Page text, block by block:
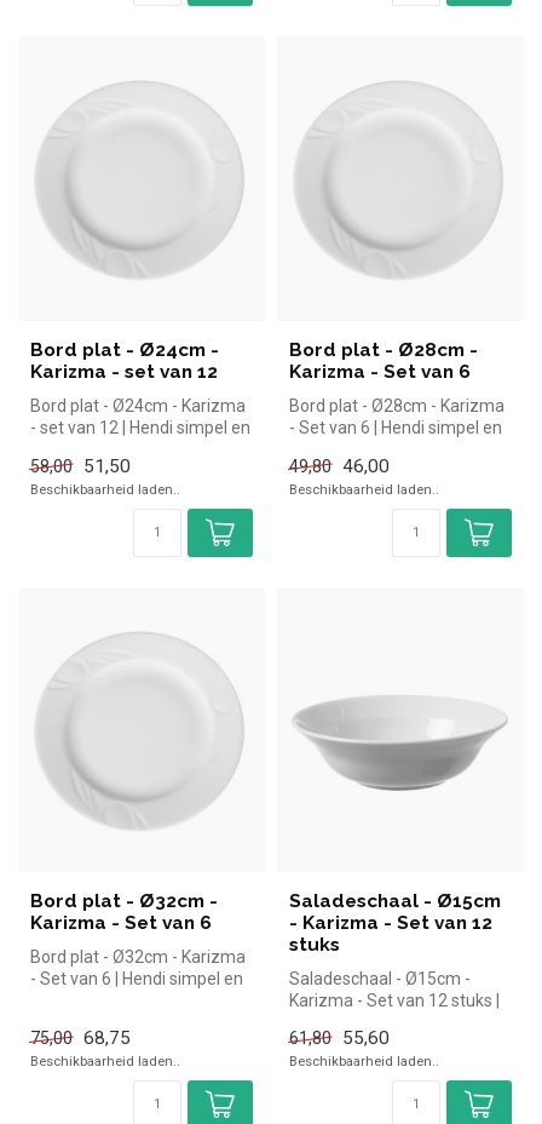
Bord plat - Ø24cm -
Karizma - set van 12
Bord plat - Ø24cm - Karizma
- set van 12 | Hendi simpel en
58,00
51,50
Beschikbaarheid laden..
Bord plat - Ø28cm -
Karizma - Set van 6
Bord plat - Ø28cm - Karizma
- Set van 6 | Hendi simpel en
49,80 46,00
Beschikbaarheid laden..
Bord plat - Ø32cm -
Karizma - Set van 6
Bord plat - Ø32cm - Karizma
- Set van 6 | Hendi simpel en
75,00 68,75
Beschikbaarheid laden..
Saladeschaal - Ø15cm
- Karizma - Set van 12
stuks
Saladeschaal - Ø15cm -
Karizma - Set van 12 stuks |
v...
61,80 55,60
Beschikbaarheid laden..